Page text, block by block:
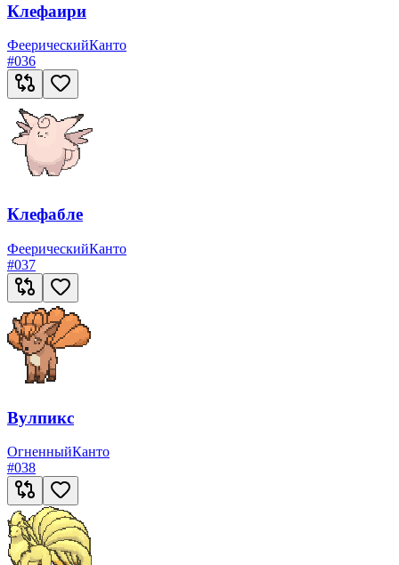
Клефаири
ФеерическийКанто
#036
Клефабле
ФеерическийКанто
#037
Вулпикс
ОгненныйКанто
#038